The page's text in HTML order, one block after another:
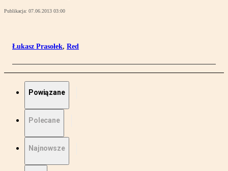
Publikacja: 07.06.2013 03:00
Łukasz Prasołek, Red
Powiązane
Polecane
Najnowsze